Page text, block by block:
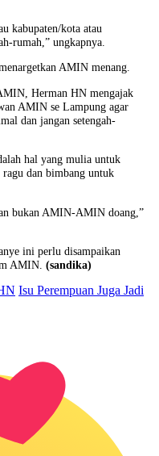
kabupaten/kota atau
rumah,” ungkapnya.
AMIN menang.
Herman HN mengajak
AMIN se Lampung agar
dan jangan setengah-
hal yang mulia untuk
dan bimbang untuk
bukan AMIN-AMIN doang,”
ini perlu disampaikan
AMIN. (sandika)
Isu Perempuan Juga Jadi